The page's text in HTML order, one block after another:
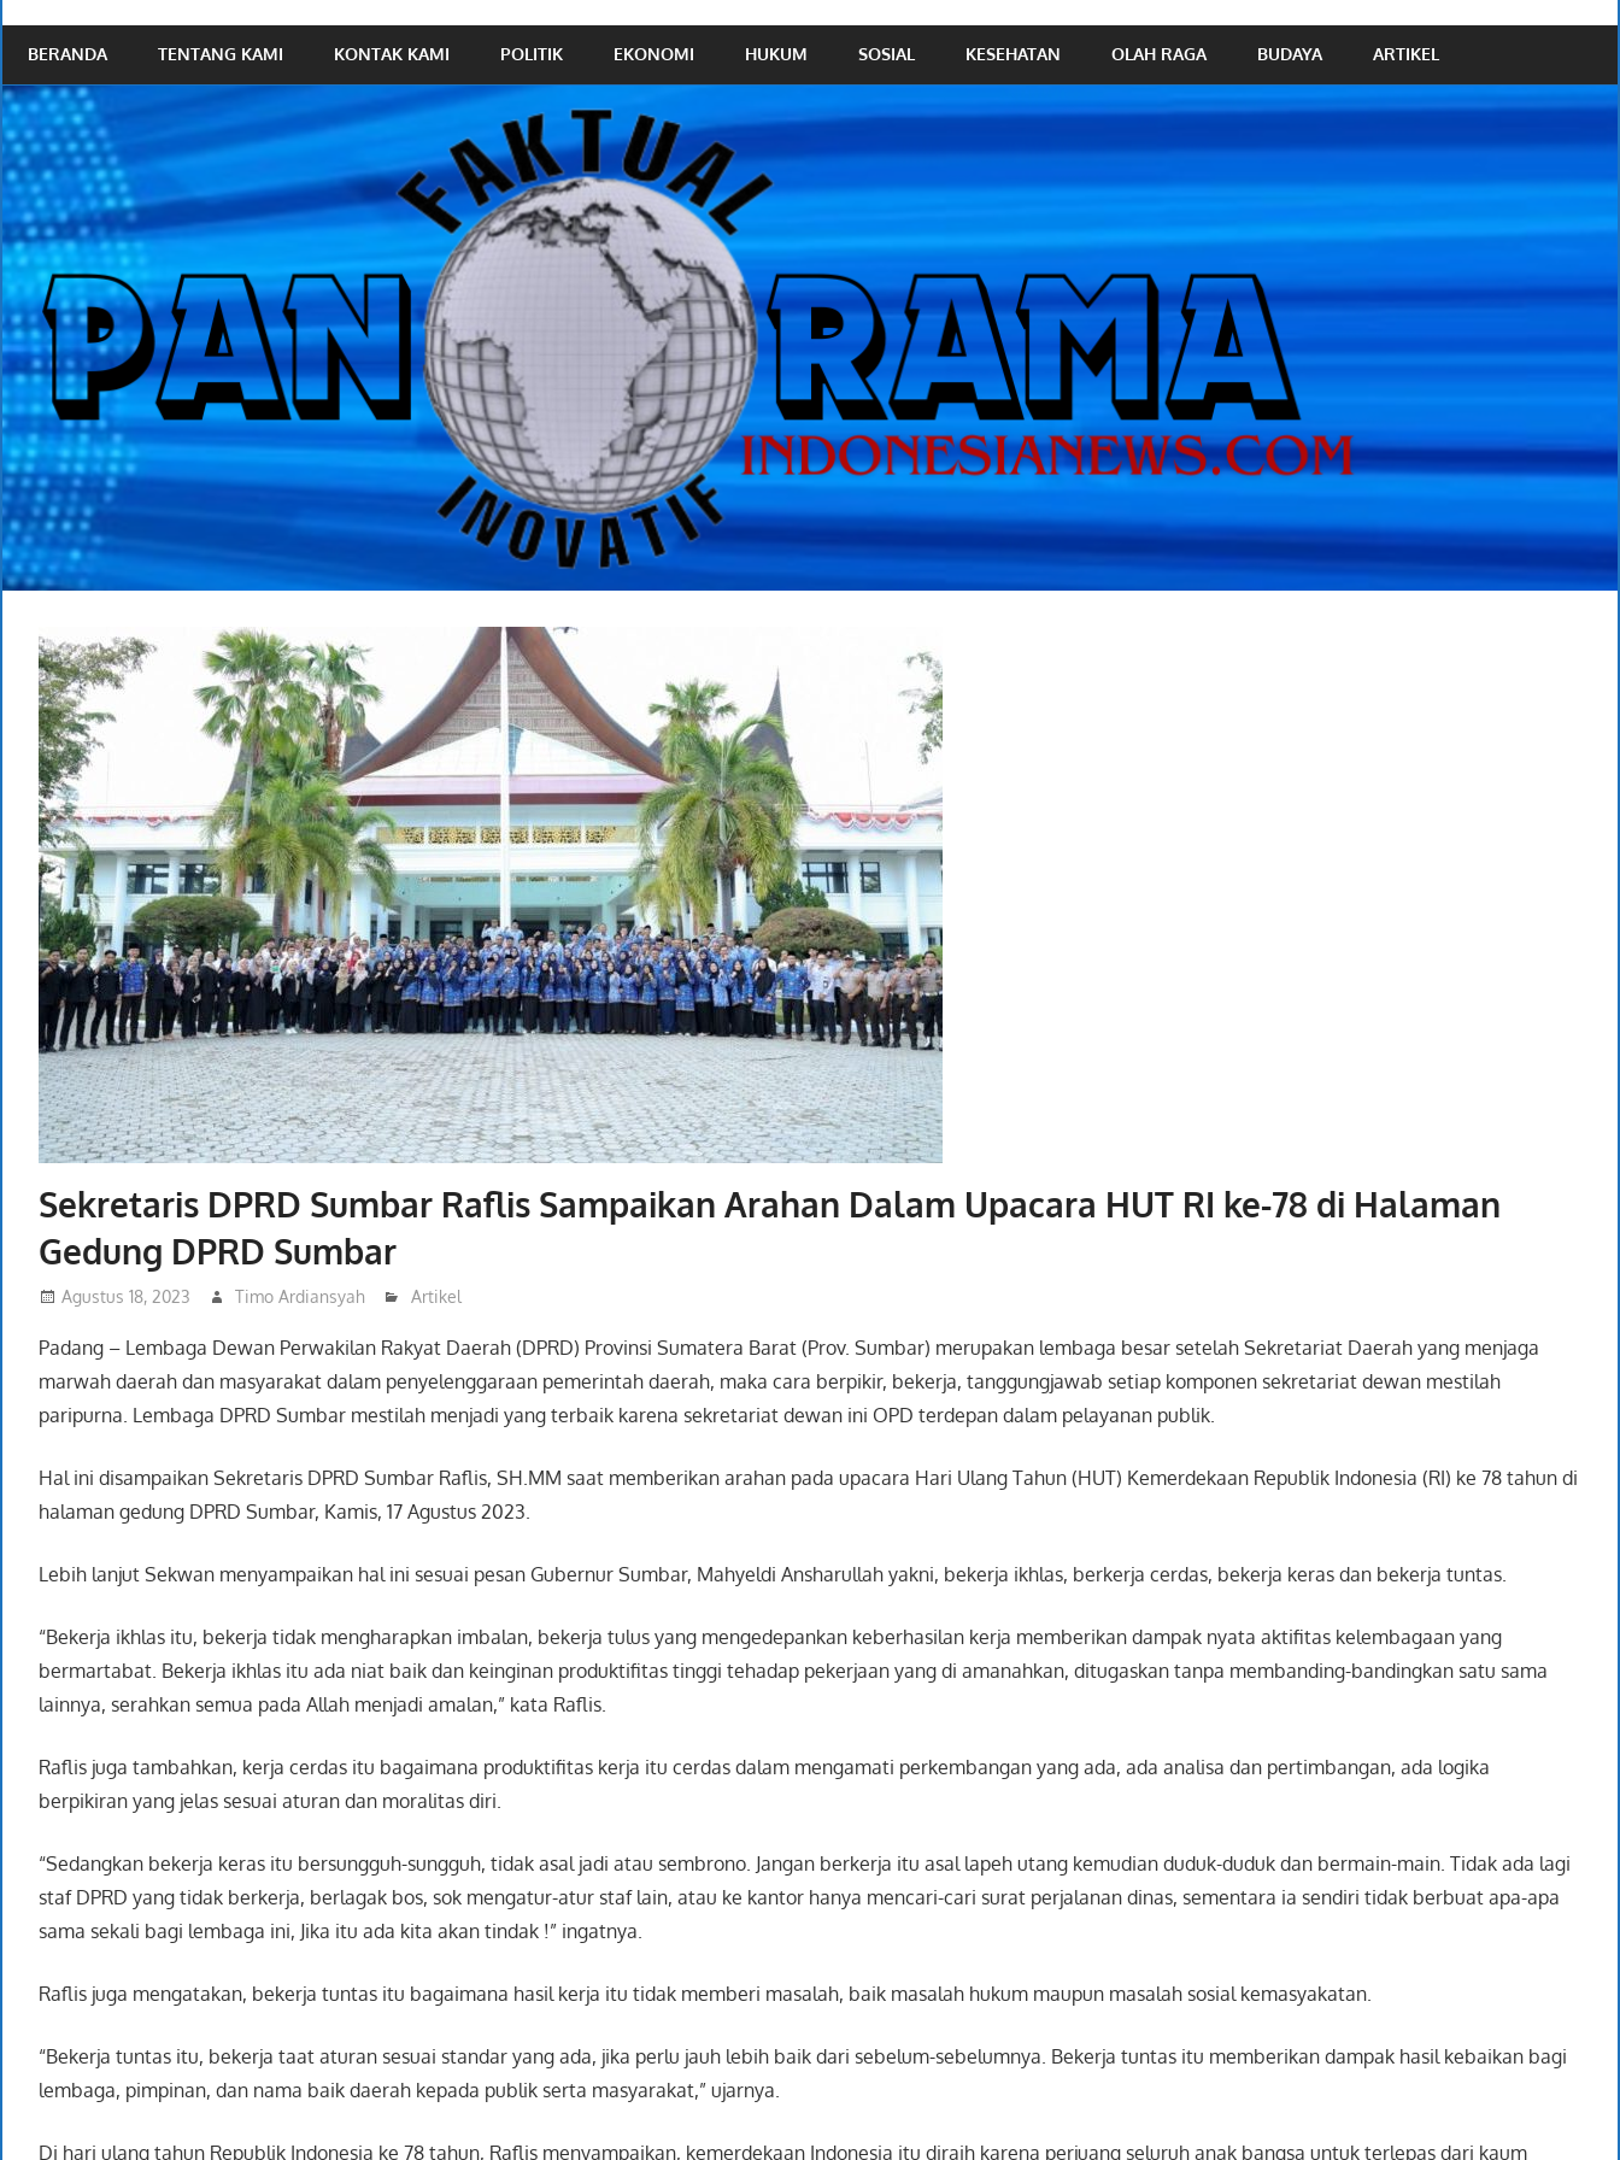
News
BERANDA TENTANG KAMI KONTAK KAMI POLITIK EKONOMI HUKUM SOSIAL KESEHATAN OLAH RAGA BUDAYA ARTIKEL
Sekretaris DPRD Sumbar Raflis Sampaikan Arahan Dalam Upacara HUT RI ke-78 di Halaman
Gedung DPRD Sumbar
Agustus 18, 2023 Timo Ardiansyah Artikel
Padang – Lembaga Dewan Perwakilan Rakyat Daerah (DPRD) Provinsi Sumatera Barat (Prov. Sumbar) merupakan lembaga besar setelah Sekretariat Daerah yang menjaga
marwah daerah dan masyarakat dalam penyelenggaraan pemerintah daerah, maka cara berpikir, bekerja, tanggungjawab setiap komponen sekretariat dewan mestilah
paripurna. Lembaga DPRD Sumbar mestilah menjadi yang terbaik karena sekretariat dewan ini OPD terdepan dalam pelayanan publik.
Hal ini disampaikan Sekretaris DPRD Sumbar Raflis, SH.MM saat memberikan arahan pada upacara Hari Ulang Tahun (HUT) Kemerdekaan Republik Indonesia (RI) ke 78 tahun di
halaman gedung DPRD Sumbar, Kamis, 17 Agustus 2023.
Lebih lanjut Sekwan menyampaikan hal ini sesuai pesan Gubernur Sumbar, Mahyeldi Ansharullah yakni, bekerja ikhlas, berkerja cerdas, bekerja keras dan bekerja tuntas.
“Bekerja ikhlas itu, bekerja tidak mengharapkan imbalan, bekerja tulus yang mengedepankan keberhasilan kerja memberikan dampak nyata aktifitas kelembagaan yang
bermartabat. Bekerja ikhlas itu ada niat baik dan keinginan produktifitas tinggi tehadap pekerjaan yang di amanahkan, ditugaskan tanpa membanding-bandingkan satu sama
lainnya, serahkan semua pada Allah menjadi amalan,” kata Raflis.
Raflis juga tambahkan, kerja cerdas itu bagaimana produktifitas kerja itu cerdas dalam mengamati perkembangan yang ada, ada analisa dan pertimbangan, ada logika
berpikiran yang jelas sesuai aturan dan moralitas diri.
“Sedangkan bekerja keras itu bersungguh-sungguh, tidak asal jadi atau sembrono. Jangan berkerja itu asal lapeh utang kemudian duduk-duduk dan bermain-main. Tidak ada lagi
staf DPRD yang tidak berkerja, berlagak bos, sok mengatur-atur staf lain, atau ke kantor hanya mencari-cari surat perjalanan dinas, sementara ia sendiri tidak berbuat apa-apa
sama sekali bagi lembaga ini, Jika itu ada kita akan tindak !” ingatnya.
Raflis juga mengatakan, bekerja tuntas itu bagaimana hasil kerja itu tidak memberi masalah, baik masalah hukum maupun masalah sosial kemasyakatan.
“Bekerja tuntas itu, bekerja taat aturan sesuai standar yang ada, jika perlu jauh lebih baik dari sebelum-sebelumnya. Bekerja tuntas itu memberikan dampak hasil kebaikan bagi
lembaga, pimpinan, dan nama baik daerah kepada publik serta masyarakat,” ujarnya.
Di hari ulang tahun Republik Indonesia ke 78 tahun, Raflis menyampaikan, kemerdekaan Indonesia itu diraih karena perjuang seluruh anak bangsa untuk terlepas dari kaum